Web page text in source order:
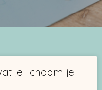
je lichaam je